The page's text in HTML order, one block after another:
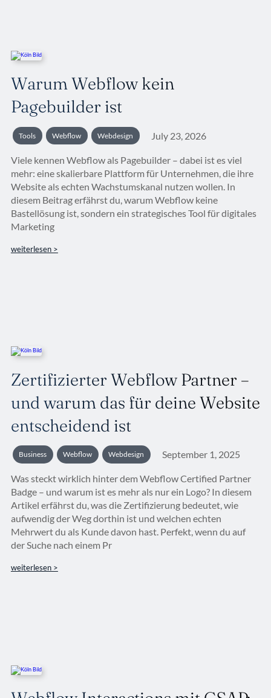
Warum Webflow kein
Pagebuilder ist
Tools Webflow Webdesign July 23, 2026
Viele kennen Webflow als Pagebuilder – dabei ist es viel
mehr: eine skalierbare Plattform für Unternehmen, die ihre
Website als echten Wachstumskanal nutzen wollen. In
diesem Beitrag erfährst du, warum Webflow keine
Bastellösung ist, sondern ein strategisches Tool für digitales
Marketing
weiterlesen >
Zertifizierter Webflow Partner –
und warum das für deine Website
entscheidend ist
Business Webflow Webdesign September 1, 2025
Was steckt wirklich hinter dem Webflow Certified Partner
Badge – und warum ist es mehr als nur ein Logo? In diesem
Artikel erfährst du, was die Zertifizierung bedeutet, wie
aufwendig der Weg dorthin ist und welchen echten
Mehrwert du als Kunde davon hast. Perfekt, wenn du auf
der Suche nach einem Pr
weiterlesen >